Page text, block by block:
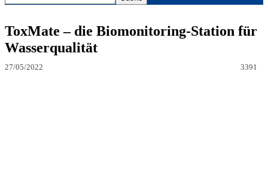
ToxMate – die Biomonitoring-Station für
Wasserqualität
27/05/2022 3391